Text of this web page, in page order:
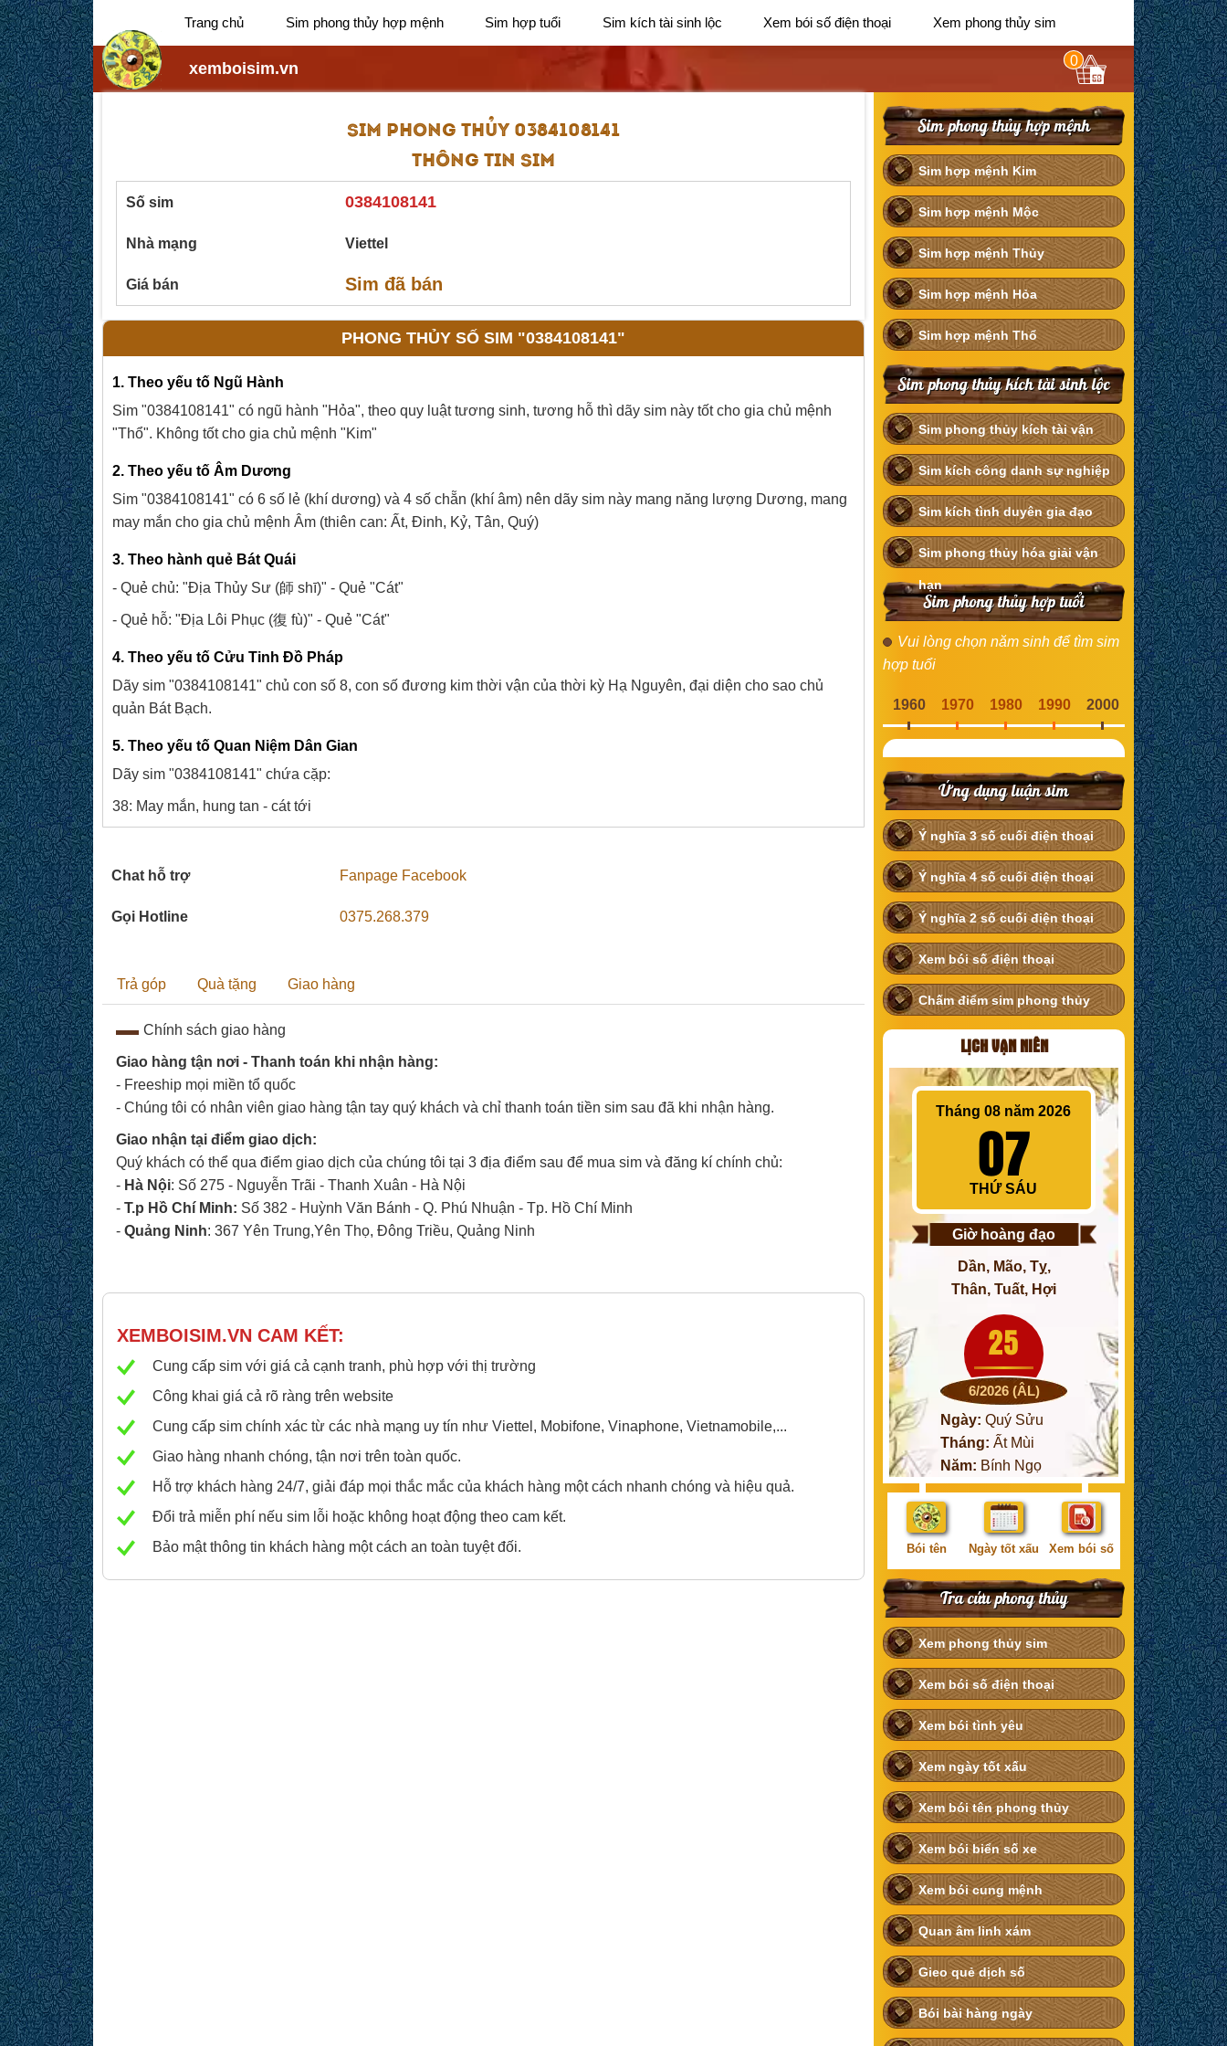
Trang chủ Sim phong thủy hợp mệnh Sim hợp tuổi Sim kích tài sinh lộc Xem bói số điện thoại Xem phong thủy sim
xemboisim.vn 0
SIM PHONG THỦY 0384108141
Thông tin sim
Số sim 0384108141
Nhà mạng Viettel
Giá bán Sim đã bán
PHONG THỦY SỐ SIM "0384108141"
1. Theo yếu tố Ngũ Hành
Sim "0384108141" có ngũ hành "Hỏa", theo quy luật tương sinh, tương hỗ thì dãy sim này tốt cho gia chủ mệnh
"Thổ". Không tốt cho gia chủ mệnh "Kim"
2. Theo yếu tố Âm Dương
Sim "0384108141" có 6 số lẻ (khí dương) và 4 số chẵn (khí âm) nên dãy sim này mang năng lượng Dương, mang
may mắn cho gia chủ mệnh Âm (thiên can: Ất, Đinh, Kỷ, Tân, Quý)
3. Theo hành quẻ Bát Quái
- Quẻ chủ: "Địa Thủy Sư (師 shī)" - Quẻ "Cát"
- Quẻ hỗ: "Địa Lôi Phục (復 fù)" - Quẻ "Cát"
4. Theo yếu tố Cửu Tinh Đồ Pháp
Dãy sim "0384108141" chủ con số 8, con số đương kim thời vận của thời kỳ Hạ Nguyên, đại diện cho sao chủ
quản Bát Bạch.
5. Theo yếu tố Quan Niệm Dân Gian
Dãy sim "0384108141" chứa cặp:
38: May mắn, hung tan - cát tới
Chat hỗ trợ Fanpage Facebook
Gọi Hotline 0375.268.379
Trả góp Quà tặng Giao hàng
Chính sách giao hàng
Giao hàng tận nơi - Thanh toán khi nhận hàng:
- Freeship mọi miền tổ quốc
- Chúng tôi có nhân viên giao hàng tận tay quý khách và chỉ thanh toán tiền sim sau đã khi nhận hàng.
Giao nhận tại điểm giao dịch:
Quý khách có thể qua điểm giao dịch của chúng tôi tại 3 địa điểm sau để mua sim và đăng kí chính chủ:
- Hà Nội: Số 275 - Nguyễn Trãi - Thanh Xuân - Hà Nội
- T.p Hồ Chí Minh: Số 382 - Huỳnh Văn Bánh - Q. Phú Nhuận - Tp. Hồ Chí Minh
- Quảng Ninh: 367 Yên Trung,Yên Thọ, Đông Triều, Quảng Ninh
XEMBOISIM.VN CAM KẾT:
Cung cấp sim với giá cả cạnh tranh, phù hợp với thị trường
Công khai giá cả rõ ràng trên website
Cung cấp sim chính xác từ các nhà mạng uy tín như Viettel, Mobifone, Vinaphone, Vietnamobile,...
Giao hàng nhanh chóng, tận nơi trên toàn quốc.
Hỗ trợ khách hàng 24/7, giải đáp mọi thắc mắc của khách hàng một cách nhanh chóng và hiệu quả.
Đổi trả miễn phí nếu sim lỗi hoặc không hoạt động theo cam kết.
Bảo mật thông tin khách hàng một cách an toàn tuyệt đối.
Sim phong thủy hợp mệnh
Sim hợp mệnh Kim
Sim hợp mệnh Mộc
Sim hợp mệnh Thủy
Sim hợp mệnh Hỏa
Sim hợp mệnh Thổ
Sim phong thủy kích tài sinh lộc
Sim phong thủy kích tài vận
Sim kích công danh sự nghiệp
Sim kích tình duyên gia đạo
Sim phong thủy hóa giải vận
hạn
Sim phong thủy hợp tuổi
Vui lòng chọn năm sinh để tìm sim
hợp tuổi
1960 1970 1980 1990 2000
Ứng dụng luận sim
Ý nghĩa 3 số cuối điện thoại
Ý nghĩa 4 số cuối điện thoại
Ý nghĩa 2 số cuối điện thoại
Xem bói số điện thoại
Chấm điểm sim phong thủy
LỊCH VẠN NIÊN
Tháng 08 năm 2026
07
THỨ SÁU
Giờ hoàng đạo
Dần, Mão, Tỵ,
Thân, Tuất, Hợi
25
6/2026 (ÂL)
Ngày:Quý Sửu
Tháng:Ất Mùi
Năm: Bính Ngọ
Bói tên Ngày tốt xấu Xem bói số
Tra cứu phong thủy
Xem phong thủy sim
Xem bói số điện thoại
Xem bói tình yêu
Xem ngày tốt xấu
Xem bói tên phong thủy
Xem bói biển số xe
Xem bói cung mệnh
Quan âm linh xám
Gieo quẻ dịch số
Bói bài hàng ngày